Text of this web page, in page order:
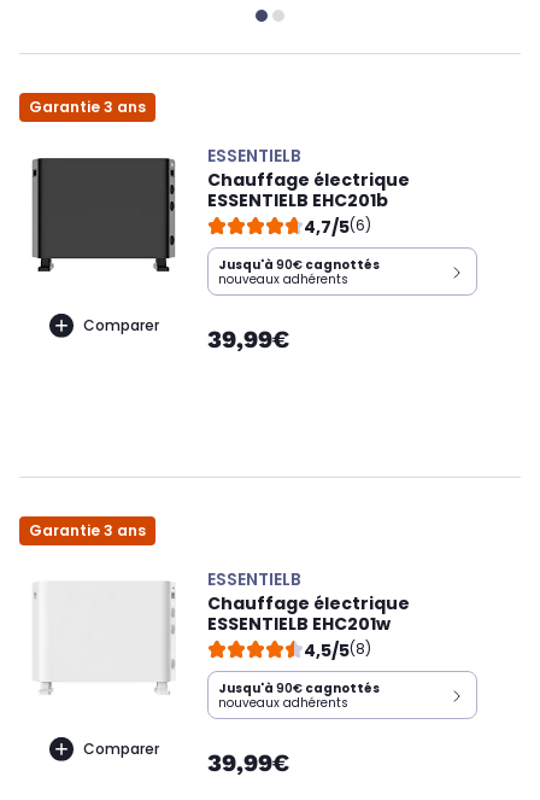
Garantie 3 ans
Comparer
ESSENTIELB
Chauffage électrique
ESSENTIELB EHC201b
4,7/5(6)
Jusqu'à 90€ cagnottés
nouveaux adhérents
39,99€
Garantie 3 ans
Comparer
ESSENTIELB
Chauffage électrique
ESSENTIELB EHC201w
4,5/5(8)
Jusqu'à 90€ cagnottés
nouveaux adhérents
39,99€